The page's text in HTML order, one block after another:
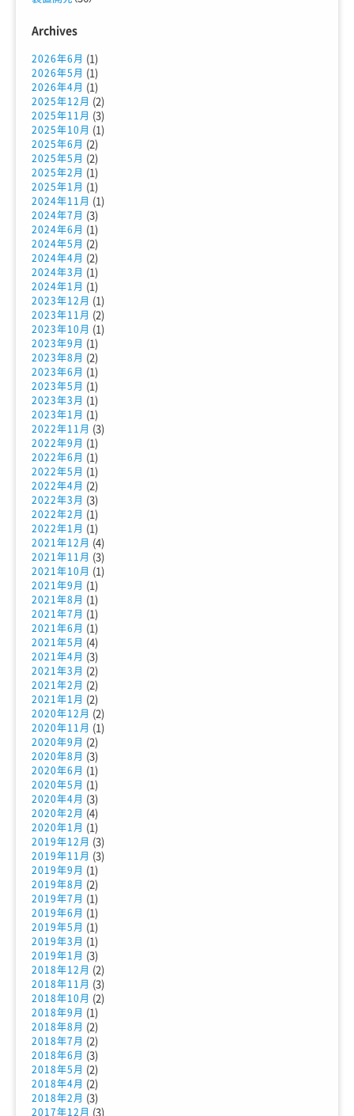
Archives
2026年6月 (1)
2026年5月 (1)
2026年4月 (1)
2025年12月 (2)
2025年11月 (3)
2025年10月 (1)
2025年6月 (2)
2025年5月 (2)
2025年2月 (1)
2025年1月 (1)
2024年11月 (1)
2024年7月 (3)
2024年6月 (1)
2024年5月 (2)
2024年4月 (2)
2024年3月 (1)
2024年1月 (1)
2023年12月 (1)
2023年11月 (2)
2023年10月 (1)
2023年9月 (1)
2023年8月 (2)
2023年6月 (1)
2023年5月 (1)
2023年3月 (1)
2023年1月 (1)
2022年11月 (3)
2022年9月 (1)
2022年6月 (1)
2022年5月 (1)
2022年4月 (2)
2022年3月 (3)
2022年2月 (1)
2022年1月 (1)
2021年12月 (4)
2021年11月 (3)
2021年10月 (1)
2021年9月 (1)
2021年8月 (1)
2021年7月 (1)
2021年6月 (1)
2021年5月 (4)
2021年4月 (3)
2021年3月 (2)
2021年2月 (2)
2021年1月 (2)
2020年12月 (2)
2020年11月 (1)
2020年9月 (2)
2020年8月 (3)
2020年6月 (1)
2020年5月 (1)
2020年4月 (3)
2020年2月 (4)
2020年1月 (1)
2019年12月 (3)
2019年11月 (3)
2019年9月 (1)
2019年8月 (2)
2019年7月 (1)
2019年6月 (1)
2019年5月 (1)
2019年3月 (1)
2019年1月 (3)
2018年12月 (2)
2018年11月 (3)
2018年10月 (2)
2018年9月 (1)
2018年8月 (2)
2018年7月 (2)
2018年6月 (3)
2018年5月 (2)
2018年4月 (2)
2018年2月 (3)
2017年12月 (3)